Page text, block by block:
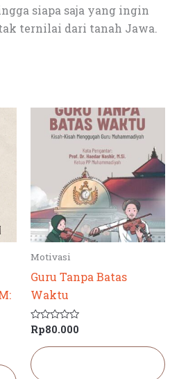
siapa saja yang ingin
ternilai dari tanah Jawa.
Motivasi
Guru Tanpa Batas
Waktu
Dinilai
dari
5
Rp80.000